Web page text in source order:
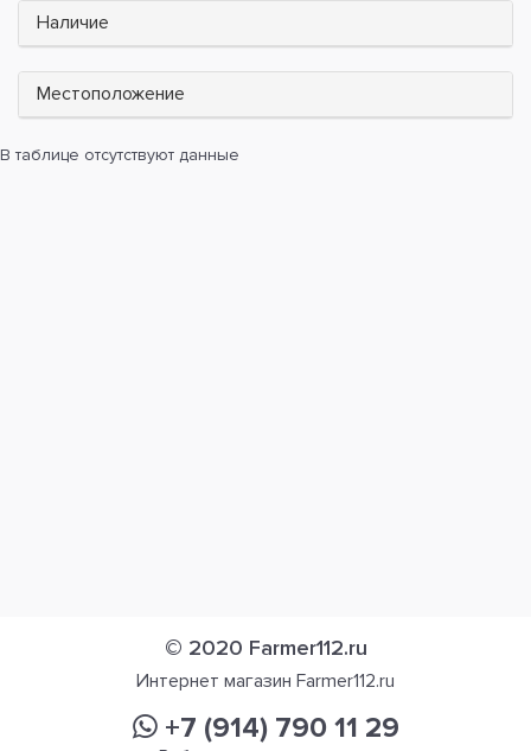
Наличие
Местоположение
В таблице отсутствуют данные
© 2020 Farmer112.ru
Интернет магазин Farmer112.ru
+7 (914) 790 11 29